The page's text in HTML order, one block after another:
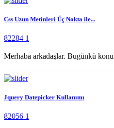
Css Uzun Metinleri Üç Nokta ile...
82284 1
Merhaba arkadaşlar. Bugünkü
Jquery Datepicker Kullanımı
82056 1